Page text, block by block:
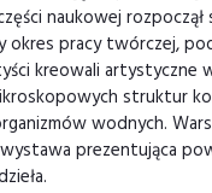
naukowej rozpoczął
okres pracy twórczej,
kreowali artystyczne
struktur
wodnych.
wystawa prezentująca